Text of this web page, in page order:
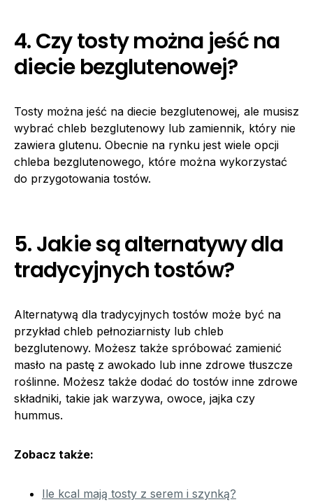
4. Czy tosty można jeść na
diecie bezglutenowej?
Tosty można jeść na diecie bezglutenowej, ale musisz
wybrać chleb bezglutenowy lub zamiennik, który nie
zawiera glutenu. Obecnie na rynku jest wiele opcji
chleba bezglutenowego, które można wykorzystać
do przygotowania tostów.
5. Jakie są alternatywy dla
tradycyjnych tostów?
Alternatywą dla tradycyjnych tostów może być na
przykład chleb pełnoziarnisty lub chleb
bezglutenowy. Możesz także spróbować zamienić
masło na pastę z awokado lub inne zdrowe tłuszcze
roślinne. Możesz także dodać do tostów inne zdrowe
składniki, takie jak warzywa, owoce, jajka czy
hummus.
Zobacz także:
Ile kcal mają tosty z serem i szynką?